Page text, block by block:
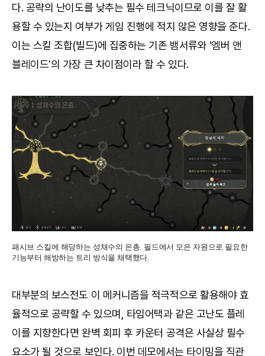
다. 공략의 난이도를 낮추는 필수 테크닉이므로 이를 잘 활
용할 수 있는지 여부가 게임 진행에 적지 않은 영향을 준다.
이는 스킬 조합(빌드)에 집중하는 기존 뱀서류와 '엠버 앤
블레이드'의 가장 큰 차이점이라 할 수 있다.
패시브 스킬에 해당하는 성채수의 은총. 필드에서 모은 자원으로 필요한
기능부터 해방하는 트리 방식을 채택했다.
대부분의 보스전도 이 메커니즘을 적극적으로 활용해야 효
율적으로 공략할 수 있으며, 타임어택과 같은 고난도 플레
이를 지향한다면 완벽 회피 후 카운터 공격은 사실상 필수
요소가 될 것으로 보인다. 이번 데모에서는 타이밍을 직관